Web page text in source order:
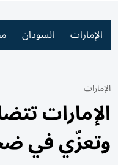
الإمارات السودان
الإمارات
الإمارات
وتعزّي في